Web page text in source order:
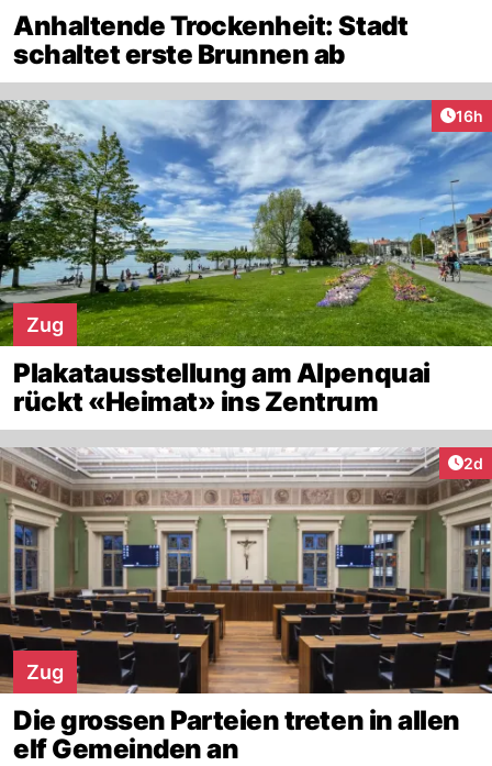
Anhaltende Trockenheit: Stadt
schaltet erste Brunnen ab
16h
Zug
Plakatausstellung am Alpenquai
rückt «Heimat» ins Zentrum
2d
Zug
Die grossen Parteien treten in allen
elf Gemeinden an